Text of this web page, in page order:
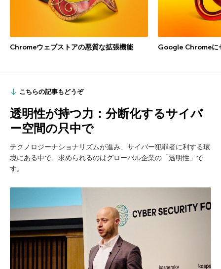
Chromeウェブストアの悪質な拡張機能 Google Chromeに
こちらの記事もどうぞ
透明性が持つ力：分断化するサイバ
ー空間の只中で
テクノロジーナショナリズムが進み、サイバー犯罪者に利する環
境にある中で、求められるのはグローバル企業の「透明性」で
す。